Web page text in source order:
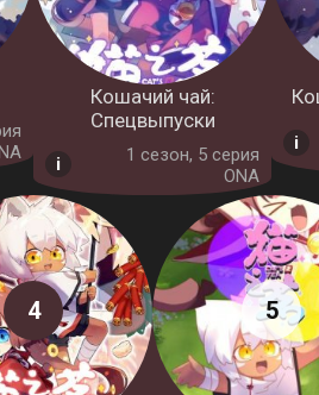
Кошачий чай:
Спецвыпуски
1 cезон, 5 серия
ONA